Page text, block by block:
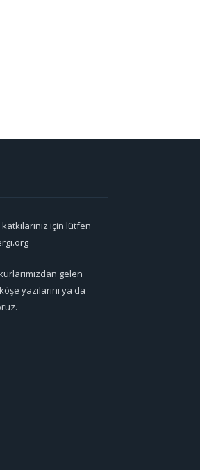
için lütfen
gelen
yazılarını ya da